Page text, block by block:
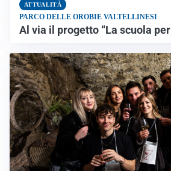
ATTUALITÀ
PARCO DELLE OROBIE VALTELLINESI
Al via il progetto “La scuola